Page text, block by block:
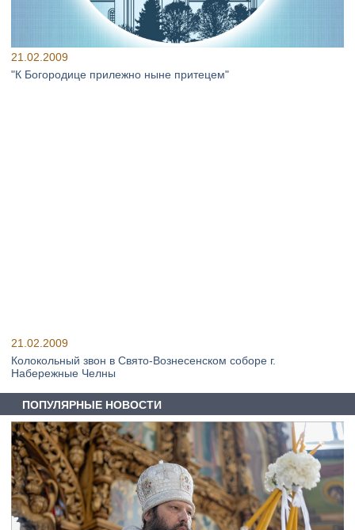
21.02.2009
"К Богородице прилежно ныне притецем"
21.02.2009
Колокольный звон в Свято-Вознесенском соборе г.
Набережные Челны
ПОПУЛЯРНЫЕ НОВОСТИ